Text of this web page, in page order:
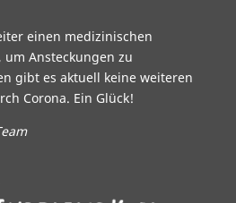
einen medizinischen
um Ansteckungen zu
gibt es aktuell keine weiteren
Corona. Ein Glück!